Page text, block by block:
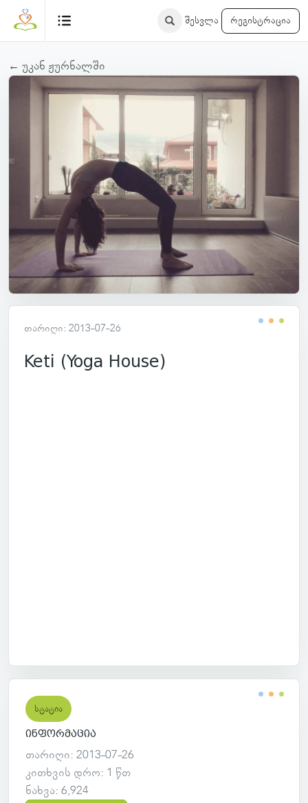
შესვლა რეგისტრაცია
← უკან ჟურნალში
თარიღი: 2013-07-26
Keti (Yoga House)
სტატია
ინფორმაცია
თარიღი: 2013-07-26
კითხვის დრო: 1 წთ
ნახვა: 6,924